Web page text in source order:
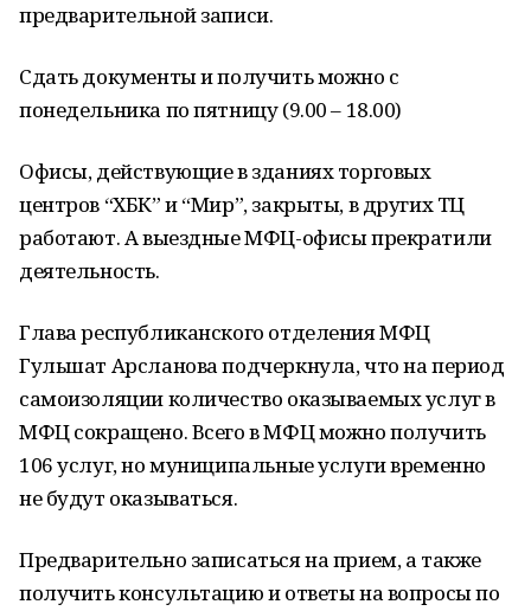
предварительной записи.
Сдать документы и получить можно с
понедельника по пятницу (9.00 – 18.00)
Офисы, действующие в зданиях торговых
центров “ХБК” и “Мир”, закрыты, в других ТЦ
работают. А выездные МФЦ-офисы прекратили
деятельность.
Глава республиканского отделения МФЦ
Гульшат Арсланова подчеркнула, что на период
самоизоляции количество оказываемых услуг в
МФЦ сокращено. Всего в МФЦ можно получить
106 услуг, но муниципальные услуги временно
не будут оказываться.
Предварительно записаться на прием, а также
получить консультацию и ответы на вопросы по